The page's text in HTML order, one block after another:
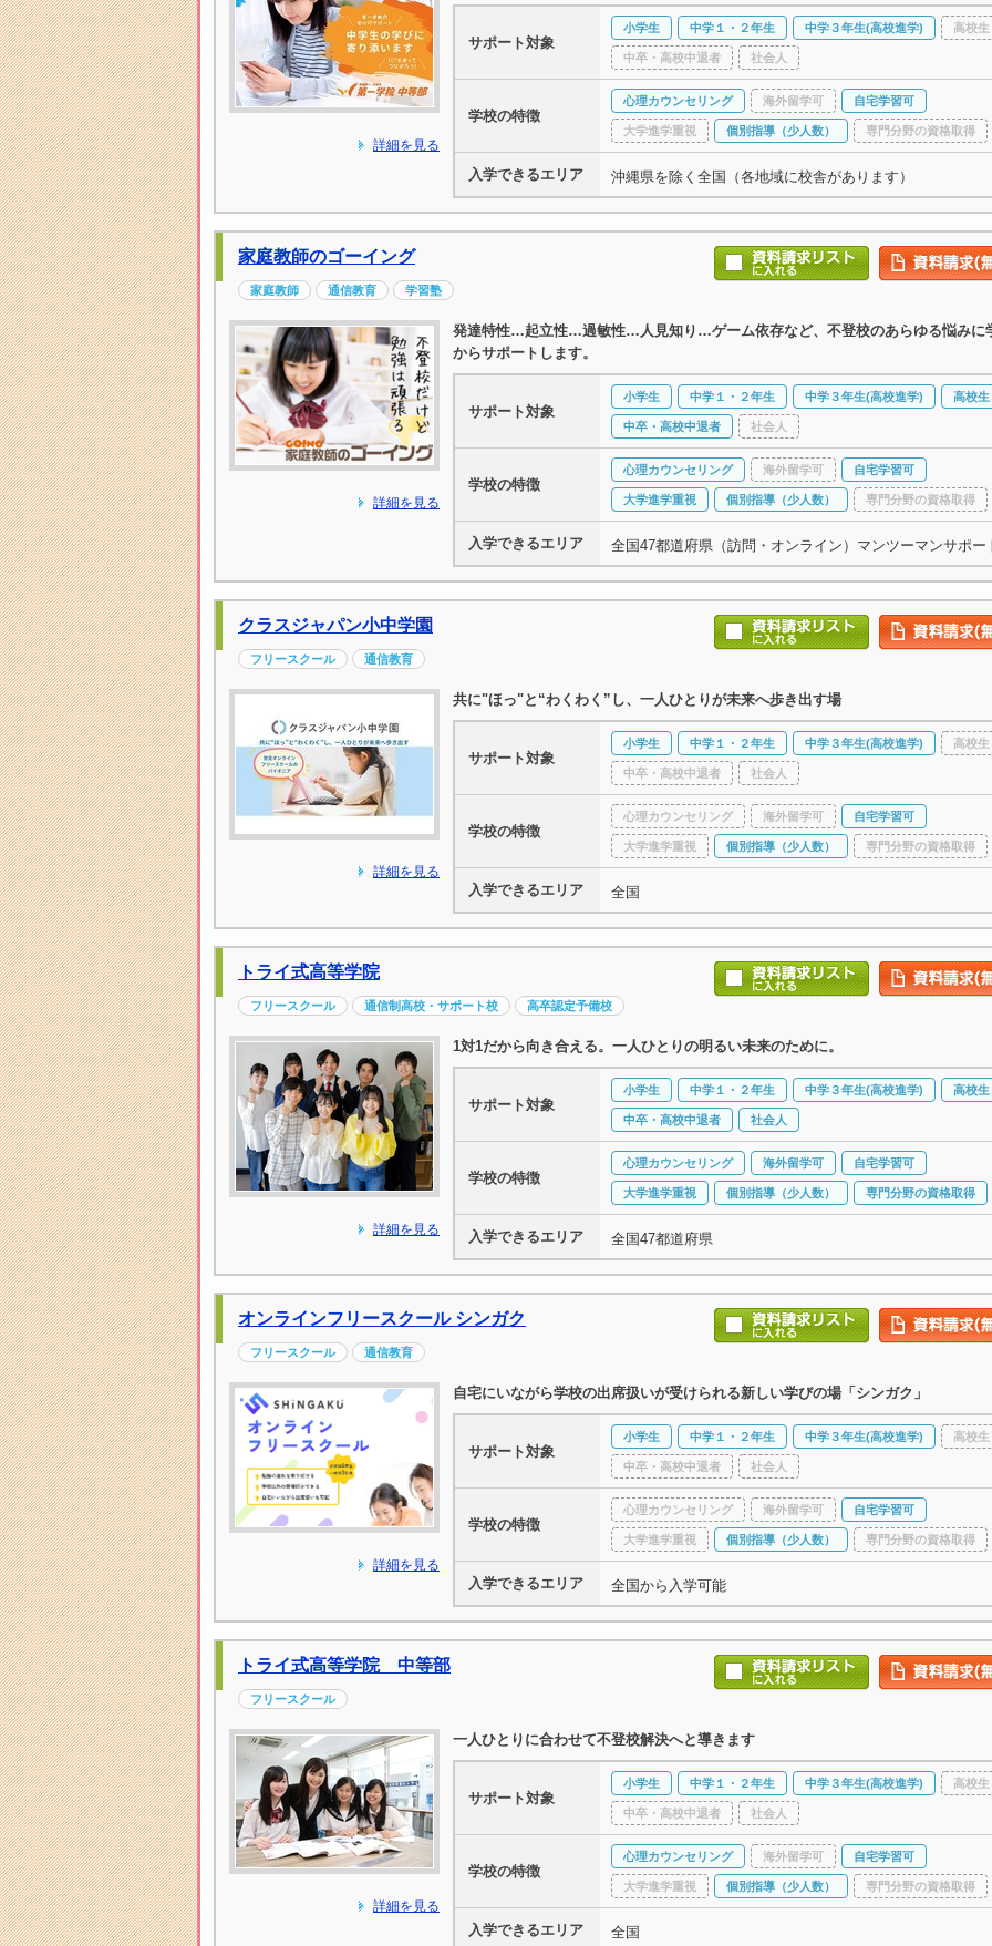
詳細を見る
サポート対象
小学生 中学１・２年生 中学３年生(高校進学) 高校生
中卒・高校中退者 社会人
学校の特徴
心理カウンセリング 海外留学可 自宅学習可
大学進学重視 個別指導（少人数） 専門分野の資格取得
入学できるエリア 沖縄県を除く全国（各地域に校舎があります）
家庭教師のゴーイング
家庭教師 通信教育 学習塾
詳細を見る
発達特性…起立性…過敏性…人見知り…ゲーム依存など、不登校のあらゆる悩みに
からサポートします。
サポート対象
小学生 中学１・２年生 中学３年生(高校進学) 高校生
中卒・高校中退者 社会人
学校の特徴
心理カウンセリング 海外留学可 自宅学習可
大学進学重視 個別指導（少人数） 専門分野の資格取得
入学できるエリア 全国47都道府県（訪問・オンライン）マンツーマンサポー
クラスジャパン小中学園
フリースクール 通信教育
詳細を見る
共に"ほっ"と“わくわく”し、一人ひとりが未来へ歩き出す場
サポート対象
小学生 中学１・２年生 中学３年生(高校進学) 高校生
中卒・高校中退者 社会人
学校の特徴
心理カウンセリング 海外留学可 自宅学習可
大学進学重視 個別指導（少人数） 専門分野の資格取得
入学できるエリア 全国
トライ式高等学院
フリースクール 通信制高校・サポート校 高卒認定予備校
詳細を見る
1対1だから向き合える。一人ひとりの明るい未来のために。
サポート対象
小学生 中学１・２年生 中学３年生(高校進学) 高校生
中卒・高校中退者 社会人
学校の特徴
心理カウンセリング 海外留学可 自宅学習可
大学進学重視 個別指導（少人数） 専門分野の資格取得
入学できるエリア 全国47都道府県
オンラインフリースクール シンガク
フリースクール 通信教育
詳細を見る
自宅にいながら学校の出席扱いが受けられる新しい学びの場「シンガク」
サポート対象
小学生 中学１・２年生 中学３年生(高校進学) 高校生
中卒・高校中退者 社会人
学校の特徴
心理カウンセリング 海外留学可 自宅学習可
大学進学重視 個別指導（少人数） 専門分野の資格取得
入学できるエリア 全国から入学可能
トライ式高等学院 中等部
フリースクール
詳細を見る
一人ひとりに合わせて不登校解決へと導きます
サポート対象
小学生 中学１・２年生 中学３年生(高校進学) 高校生
中卒・高校中退者 社会人
学校の特徴
心理カウンセリング 海外留学可 自宅学習可
大学進学重視 個別指導（少人数） 専門分野の資格取得
入学できるエリア 全国